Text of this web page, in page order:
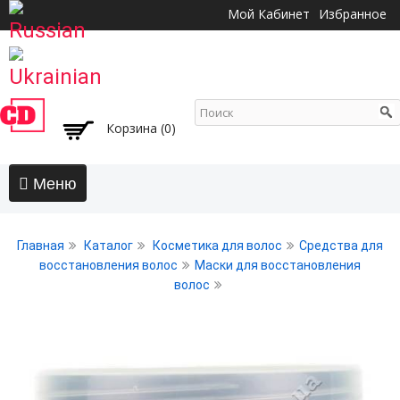
основному
Мой Кабинет Избранное
Корзина (0)
АКЦИИ
Главная Каталог Косметика для волос
Средства для
восстановления волос
Маски для восстановления
волос